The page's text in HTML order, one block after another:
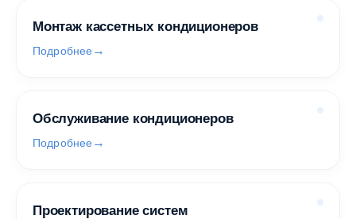
Монтаж кассетных кондиционеров
Подробнее
Обслуживание кондиционеров
Подробнее
Проектирование систем